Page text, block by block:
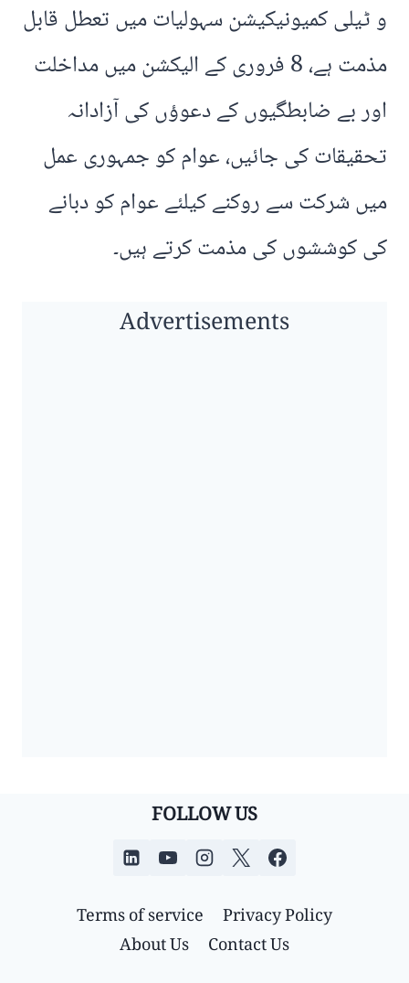
و ٹیلی کمیونیکیشن سہولیات میں تعطل قابل
مذمت ہے، 8 فروری کے الیکشن میں مداخلت
اور بے ضابطگیوں کے دعوؤں کی آزادانہ
تحقیقات کی جائیں، عوام کو جمہوری عمل
میں شرکت سے روکنے کیلئے عوام کو دبانے
کی کوششوں کی مذمت کرتے ہیں۔
Advertisements
FOLLOW US
Privacy Policy
Terms of service
Contact Us
About Us